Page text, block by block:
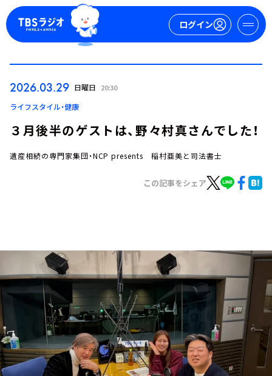
ログイン
ログイン
トピックス
TBS Podcast
お知らせ
イベント・グッズ
YouTube
会社情報
2026.03.29 日曜日 20:30
ライフスタイル・健康
３月後半のゲストは、野々村真さんでした！
遺産相続の専門家集団・NCP presents 稲村亜美と司法書士
この記事をシェア